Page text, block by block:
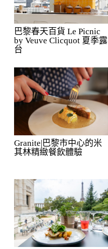
巴黎春天百貨 Le Picnic
by Veuve Clicquot 夏季露
台
Granite|巴黎市中心的米
其林精緻餐飲體驗